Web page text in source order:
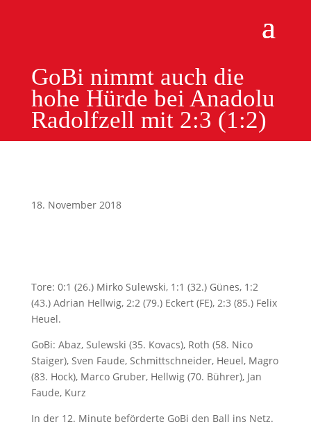
GoBi nimmt auch die
hohe Hürde bei Anadolu
Radolfzell mit 2:3 (1:2)
18. November 2018
Tore: 0:1 (26.) Mirko Sulewski, 1:1 (32.) Günes, 1:2
(43.) Adrian Hellwig, 2:2 (79.) Eckert (FE), 2:3 (85.) Felix
Heuel.
GoBi: Abaz, Sulewski (35. Kovacs), Roth (58. Nico
Staiger), Sven Faude, Schmittschneider, Heuel, Magro
(83. Hock), Marco Gruber, Hellwig (70. Bührer), Jan
Faude, Kurz
In der 12. Minute beförderte GoBi den Ball ins Netz.